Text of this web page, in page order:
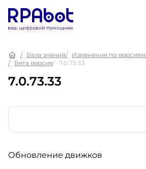
База знаний Изменения по версиям
Бета версия
7.0.73.33
7.0.73.33
Обновление движков